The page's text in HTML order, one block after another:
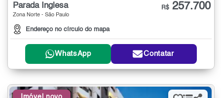
Parada Inglesa
Zona Norte - São Paulo
Endereço no círculo do mapa
R$ 257.700
WhatsApp Contatar